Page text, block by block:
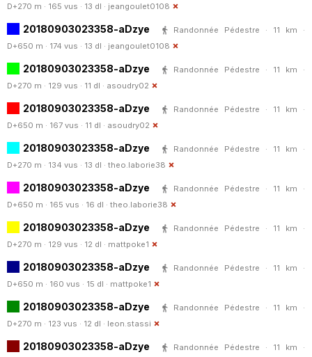
D+270 m · 165 vus · 13 dl · jeangoulet0108
20180903023358-aDzye
Randonnée Pédestre · 11 km ·
D+650 m · 174 vus · 13 dl · jeangoulet0108
20180903023358-aDzye
Randonnée Pédestre · 11 km ·
D+270 m · 129 vus · 11 dl · asoudry02
20180903023358-aDzye
Randonnée Pédestre · 11 km ·
D+650 m · 167 vus · 11 dl · asoudry02
20180903023358-aDzye
Randonnée Pédestre · 11 km ·
D+270 m · 134 vus · 13 dl · theo.laborie38
20180903023358-aDzye
Randonnée Pédestre · 11 km ·
D+650 m · 165 vus · 16 dl · theo.laborie38
20180903023358-aDzye
Randonnée Pédestre · 11 km ·
D+270 m · 129 vus · 12 dl · mattpoke1
20180903023358-aDzye
Randonnée Pédestre · 11 km ·
D+650 m · 160 vus · 15 dl · mattpoke1
20180903023358-aDzye
Randonnée Pédestre · 11 km ·
D+270 m · 123 vus · 12 dl · leon.stassi
20180903023358-aDzye
Randonnée Pédestre · 11 km ·